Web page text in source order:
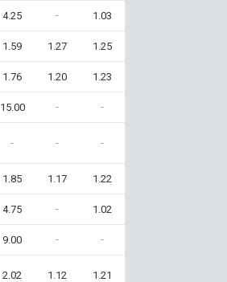
4.25 - 1.03
1.59 1.27 1.25
1.76 1.20 1.23
15.00 - -
- - -
1.85 1.17 1.22
4.75 - 1.02
9.00 - -
2.02 1.12 1.21